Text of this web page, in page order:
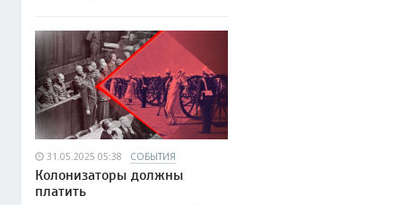
31.05.2025 05:38 СОБЫТИЯ
Колонизаторы должны
платить